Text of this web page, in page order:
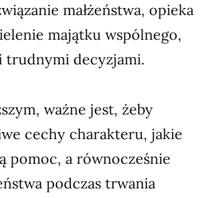
małżeństwa, opieka
majątku wspólnego,
trudnymi decyzjami.
ważne jest, żeby
cechy charakteru, jakie
pomoc, a równocześnie
podczas trwania